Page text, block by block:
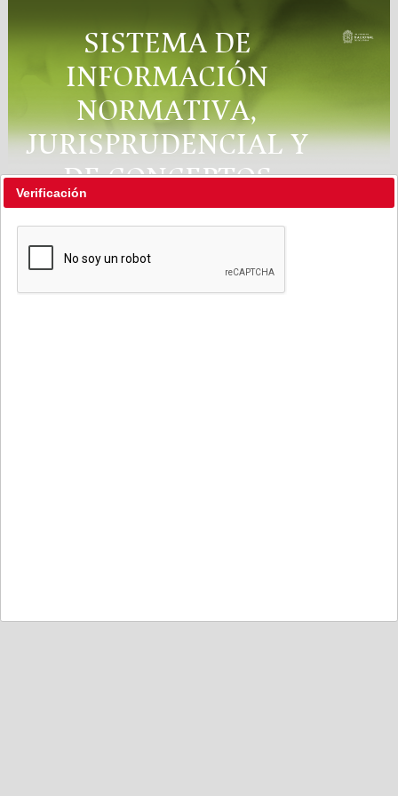
SISTEMA DE
INFORMACIÓN
NORMATIVA,
JURISPRUDENCIAL Y
DE CONCEPTOS
"RÉGIMEN LEGAL"
Verificación